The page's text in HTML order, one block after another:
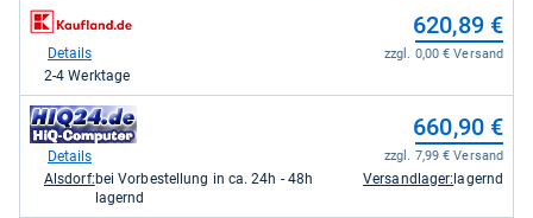
zum
Shop:
eBay
625,70
kaufen.
625,70 €
zzgl. 0,00 € Versand
Details
Auf Lager
zum
Shop:
Kaufland
620,89
kaufen.
620,89 €
zzgl. 0,00 € Versand
Details
2-4 Werktage
zum
Shop:
HiQ24
für
660,90 €
zzgl. 7,99 € Versand
Details
Alsdorf:bei Vorbestellung in ca. 24h - 48h
lagernd
Versandlager:lagernd